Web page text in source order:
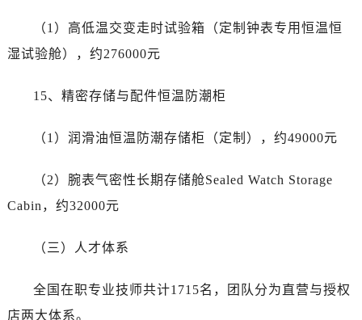
（1）高低温交变走时试验箱（定制钟表专用恒温恒
湿试验舱），约276000元
15、精密存储与配件恒温防潮柜
（1）润滑油恒温防潮存储柜（定制），约49000元
（2）腕表气密性长期存储舱Sealed Watch Storage
Cabin，约32000元
（三）人才体系
全国在职专业技师共计1715名，团队分为直营与授权
店两大体系。